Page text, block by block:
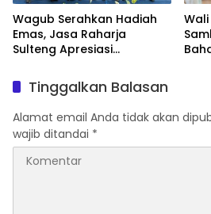
Wagub Serahkan Hadiah
Emas, Jasa Raharja
Sulteng Apresiasi
Tinggalkan Balasan
Alamat email Anda tidak akan
wajib ditandai *